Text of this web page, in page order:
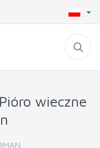
wieczne